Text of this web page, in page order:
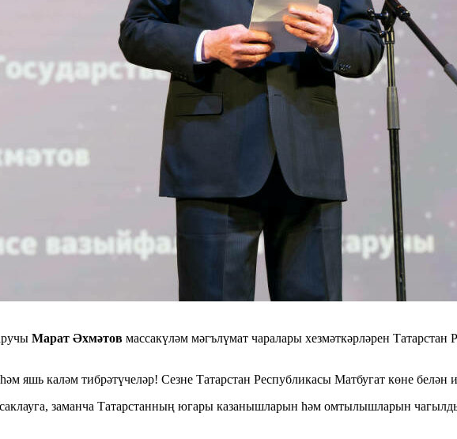
Марат Әхмәтов массакүләм мәгълүмат чаралары хезмәткәрләрен Татарстан
яшь каләм тибрәтүчеләр! Сезне Татарстан Республикасы Матбугат көне белән
заманча Татарстанның югары казанышларын һәм омтылышларын